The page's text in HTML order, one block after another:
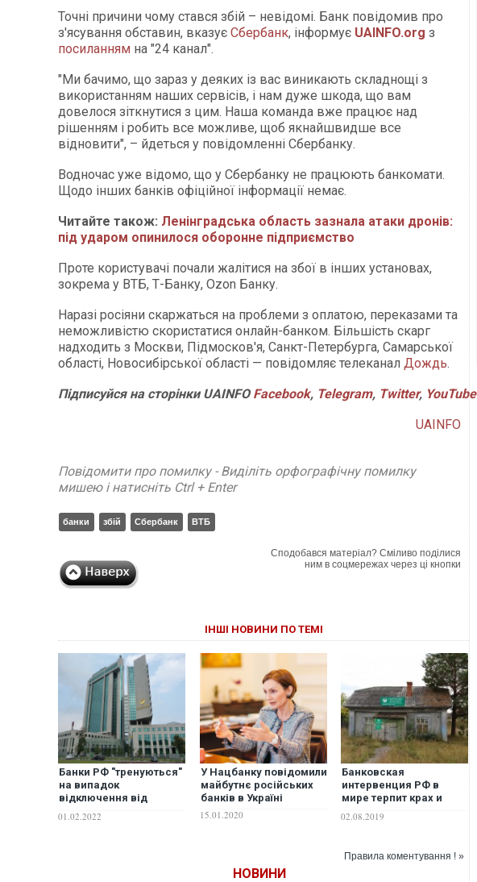
Точні причини чому стався збій – невідомі. Банк повідомив про
з'ясування обставин, вказує Сбербанк, інформує UAINFO.org з
посиланням на "24 канал".
"Ми бачимо, що зараз у деяких із вас виникають складнощі з
використанням наших сервісів, і нам дуже шкода, що вам
довелося зіткнутися з цим. Наша команда вже працює над
рішенням і робить все можливе, щоб якнайшвидше все
відновити", – йдеться у повідомленні Сбербанку.
Водночас уже відомо, що у Сбербанку не працюють банкомати.
Щодо інших банків офіційної інформації немає.
Читайте також: Ленінградська область зазнала атаки дронів:
під ударом опинилося оборонне підприємство
Проте користувачі почали жалітися на збої в інших установах,
зокрема у ВТБ, Т-Банку, Ozon Банку.
Наразі росіяни скаржаться на проблеми з оплатою, переказами та
неможливістю скористатися онлайн-банком. Більшість скарг
надходить з Москви, Підмосков'я, Санкт-Петербурга, Самарської
області, Новосибірської області — повідомляє телеканал Дождь.
Підписуйся на сторінки UAINFO Facebook, Telegram, Twitter, YouTube
UAINFO
Повідомити про помилку - Виділіть орфографічну помилку
мишею і натисніть Ctrl + Enter
банки збій Сбербанк ВТБ
Сподобався матеріал? Сміливо поділися
ним в соцмережах через ці кнопки
ІНШІ НОВИНИ ПО ТЕМІ
Банки РФ "тренуються"
на випадок
відключення від
01.02.2022
У Нацбанку повідомили
майбутнє російських
банків в Україні
15.01.2020
Банковская
интервенция РФ в
мире терпит крах и
бегством
02.08.2019
Правила коментування ! »
НОВИНИ